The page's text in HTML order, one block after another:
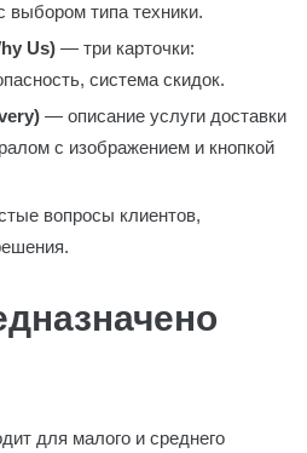
выбором типа техники.
Us) — три карточки:
система скидок.
— описание услуги доставки
с изображением и кнопкой
вопросы клиентов,
для малого и среднего